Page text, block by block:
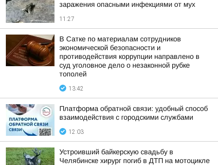
заражения опасными инфекциями от мух
11:27
В Сатке по материалам сотрудников
экономической безопасности и
противодействия коррупции направлено в
суд уголовное дело о незаконной рубке
тополей
13:42
Платформа обратной связи: удобный способ
взаимодействия с городскими службами
12:03
Устроивший байкерскую свадьбу в
Челябинске хирург погиб в ДТП на мотоцикле